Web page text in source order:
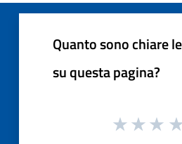
Quanto sono chiare
su questa pagina?